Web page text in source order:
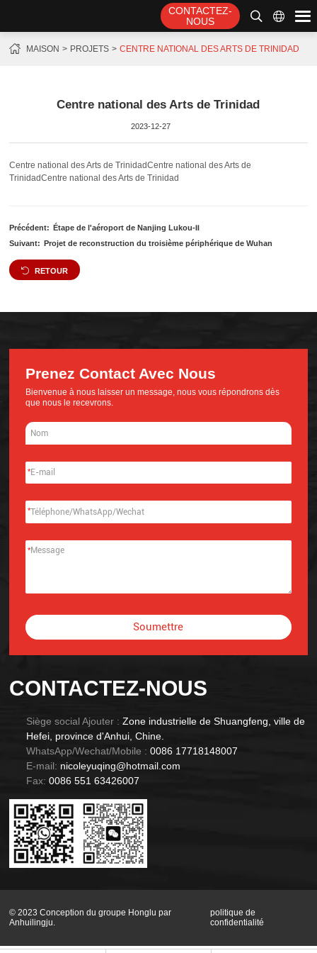
CONTACTEZ-
NOUS
MAISON PROJETS CENTRE NATIONAL DES ARTS DE TRINIDAD
Centre national des Arts de Trinidad
2023-12-27
Centre national des Arts de TrinidadCentre national des Arts de
TrinidadCentre national des Arts de Trinidad
Précédent: Étape de l'aéroport de Nanjing Lukou-Ⅱ
Suivant: Projet de reconstruction du troisième périphérique de Wuhan
RETOUR
CONTACTEZ-NOUS
Siège social Ajouter : Zone industrielle de Shuangfeng, ville de
Hefei, province d'Anhui, Chine.
WhatsApp/Wechat/Mobile : 0086 17718148007
E-mail: nicoleyuqing@hotmail.com
Fax: 0086 551 63426007
Prenez Contact Avec Nous
Bienvenue à nous laisser un message, nous vous répondrons dès
que nous le recevrons.
*
*
*
Soumettre
© 2023 Conception du groupe Honglu par
Anhuilingju.
politique de
confidentialité